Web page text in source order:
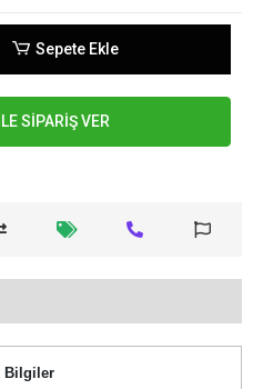
Sepete Ekle
SİPARİŞ VER
Bilgiler